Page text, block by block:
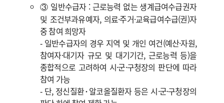
③ 일반수급자 : 근로능력 없는 생계급여수급권자
및 조건부과유예자, 의료·주거·교육급여수급(권)자
중 참여 희망자
‑ 일반수급자의 경우 지역 및 개인 여건(예산·자원,
참여자·대기자 규모 및 대기기간, 근로능력 등)을
종합적으로 고려하여 시·군·구청장의 판단에 따라
참여 가능
‑ 단, 정신질환･알코올질환자 등은 시·군·구청장의